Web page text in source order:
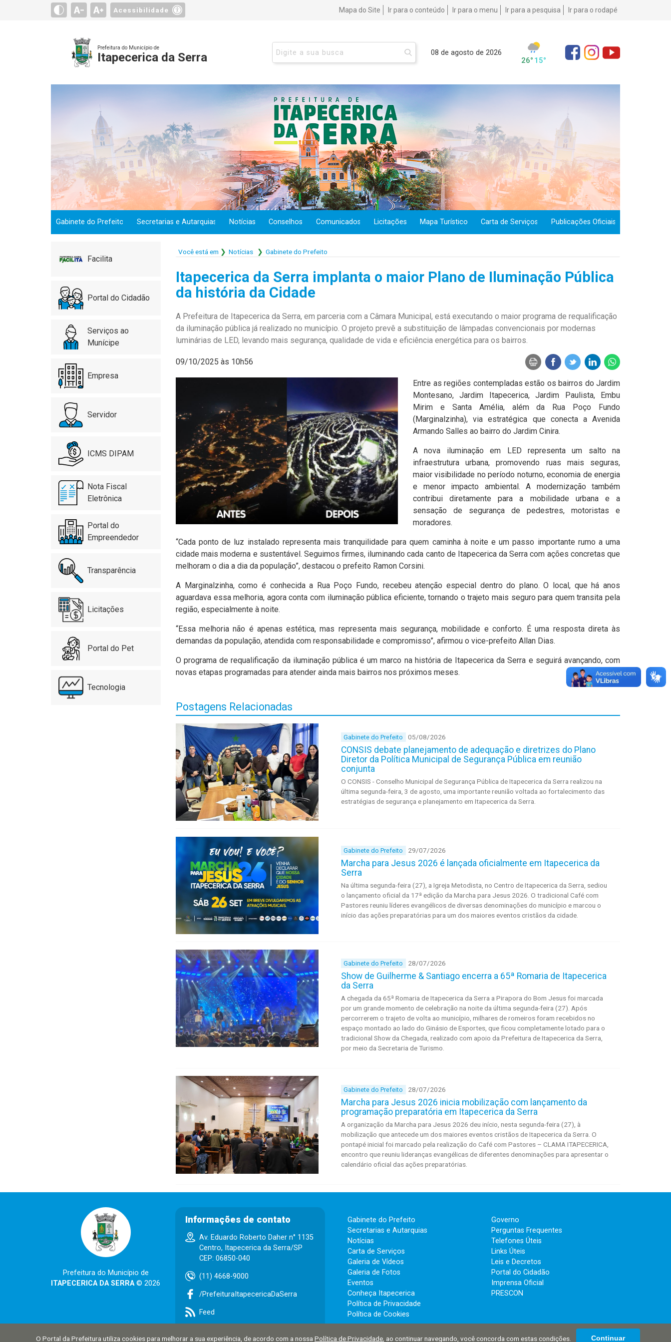
Acessibilidade Mapa do Site Ir para o conteúdo Ir para o menu Ir para a pesquisa Ir para o rodapé
Prefeitura do Município de
Itapecerica da Serra 08 de agosto de 2026
Gabinete do Prefeito Secretarias e Autarquias Notícias Conselhos Comunicados Licitações Mapa Turístico Carta de Serviços Publicações Oficiais
Facilita
Portal do Cidadão
Serviços ao
Munícipe
Empresa
Servidor
ICMS DIPAM
Nota Fiscal
Eletrônica
Portal do
Empreendedor
Transparência
Licitações
Portal do Pet
Tecnologia
Você está em Notícias Gabinete do Prefeito
Itapecerica da Serra implanta o maior Plano de Iluminação Pública
da história da Cidade
A Prefeitura de Itapecerica da Serra, em parceria com a Câmara Municipal, está executando o maior programa de requalificação
da iluminação pública já realizado no município. O projeto prevê a substituição de lâmpadas convencionais por modernas
luminárias de LED, levando mais segurança, qualidade de vida e eficiência energética para os bairros.
09/10/2025 às 10h56
Entre as regiões contempladas estão os bairros do Jardim
Montesano, Jardim Itapecerica, Jardim Paulista, Embu
Mirim e Santa Amélia, além da Rua Poço Fundo
(Marginalzinha), via estratégica que conecta a Avenida
Armando Salles ao bairro do Jardim Cinira.
A nova iluminação em LED representa um salto na
infraestrutura urbana, promovendo ruas mais seguras,
maior visibilidade no período noturno, economia de energia
e menor impacto ambiental. A modernização também
contribui diretamente para a mobilidade urbana e a
sensação de segurança de pedestres, motoristas e
moradores.
“Cada ponto de luz instalado representa mais tranquilidade para quem caminha à noite e um passo importante rumo a uma
cidade mais moderna e sustentável. Seguimos firmes, iluminando cada canto de Itapecerica da Serra com ações concretas que
melhoram o dia a dia da população”, destacou o prefeito Ramon Corsini.
A Marginalzinha, como é conhecida a Rua Poço Fundo, recebeu atenção especial dentro do plano. O local, que há anos
aguardava essa melhoria, agora conta com iluminação pública eficiente, tornando o trajeto mais seguro para quem transita pela
região, especialmente à noite.
“Essa melhoria não é apenas estética, mas representa mais segurança, mobilidade e conforto. É uma resposta direta às
demandas da população, atendida com responsabilidade e compromisso”, afirmou o vice-prefeito Allan Dias.
O programa de requalificação da iluminação pública é um marco na história de Itapecerica da Serra e seguirá avançando, com
novas etapas programadas para atender ainda mais bairros nos próximos meses.
Postagens Relacionadas
Gabinete do Prefeito 05/08/2026
CONSIS debate planejamento de adequação e diretrizes do Plano
Diretor da Política Municipal de Segurança Pública em reunião
conjunta
O CONSIS - Conselho Municipal de Segurança Pública de Itapecerica da Serra realizou na
última segunda-feira, 3 de agosto, uma importante reunião voltada ao fortalecimento das
estratégias de segurança e planejamento em Itapecerica da Serra.
Gabinete do Prefeito 29/07/2026
Marcha para Jesus 2026 é lançada oficialmente em Itapecerica da
Serra
Na última segunda-feira (27), a Igreja Metodista, no Centro de Itapecerica da Serra, sediou
o lançamento oficial da 17ª edição da Marcha para Jesus 2026. O tradicional Café com
Pastores reuniu líderes evangélicos de diversas denominações do município e marcou o
início das ações preparatórias para um dos maiores eventos cristãos da cidade.
Gabinete do Prefeito 28/07/2026
Show de Guilherme & Santiago encerra a 65ª Romaria de Itapecerica
da Serra
A chegada da 65ª Romaria de Itapecerica da Serra a Pirapora do Bom Jesus foi marcada
por um grande momento de celebração na noite da última segunda-feira (27). Após
percorrerem o trajeto de volta ao município, milhares de romeiros foram recebidos no
espaço montado ao lado do Ginásio de Esportes, que ficou completamente lotado para o
tradicional Show da Chegada, realizado com apoio da Prefeitura de Itapecerica da Serra,
por meio da Secretaria de Turismo.
Gabinete do Prefeito 28/07/2026
Marcha para Jesus 2026 inicia mobilização com lançamento da
programação preparatória em Itapecerica da Serra
A organização da Marcha para Jesus 2026 deu início, nesta segunda-feira (27), à
mobilização que antecede um dos maiores eventos cristãos de Itapecerica da Serra. O
pontapé inicial foi marcado pela realização do Café com Pastores – CLAMA ITAPECERICA,
encontro que reuniu lideranças evangélicas de diferentes denominações para apresentar o
calendário oficial das ações preparatórias.
Prefeitura do Município de
ITAPECERICA DA SERRA© 2026
Informações de contato
Av. Eduardo Roberto Daher n° 1135
Centro, Itapecerica da Serra/SP
CEP: 06850-040
(11) 4668-9000
/PrefeituraItapecericaDaSerra
Feed
Gabinete do Prefeito
Secretarias e Autarquias
Notícias
Carta de Serviços
Galeria de Vídeos
Galeria de Fotos
Eventos
Conheça Itapecerica
Política de Privacidade
Política de Cookies
Governo
Perguntas Frequentes
Telefones Úteis
Links Úteis
Leis e Decretos
Portal do Cidadão
Imprensa Oficial
PRESCON
O Portal da Prefeitura utiliza cookies para melhorar a sua experiência, de acordo com a nossa Política de Privacidade , ao continuar navegando, você concorda com estas condições. Continuar